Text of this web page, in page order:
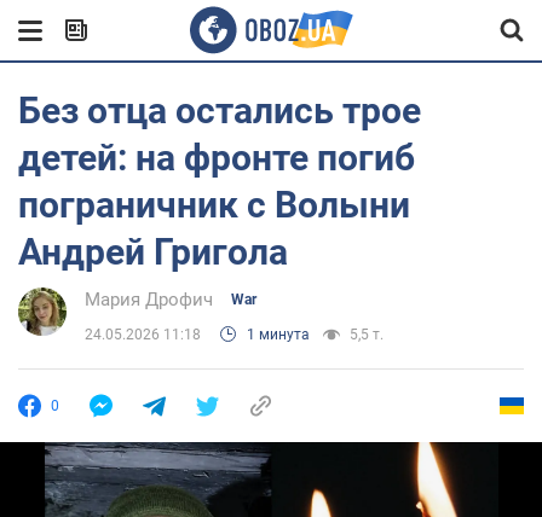
Без отца остались трое
детей: на фронте погиб
пограничник с Волыни
Андрей Григола
Мария Дрофич War
24.05.2026 11:18 1 минута 5,5 т.
0